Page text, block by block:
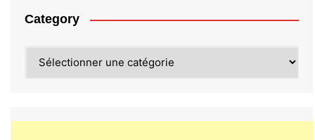
Category